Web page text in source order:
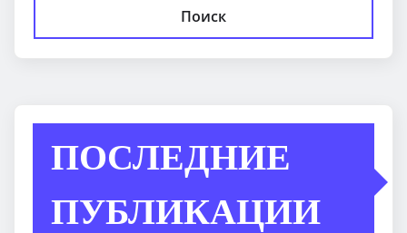
Поиск
ПОСЛЕДНИЕ
ПУБЛИКАЦИИ